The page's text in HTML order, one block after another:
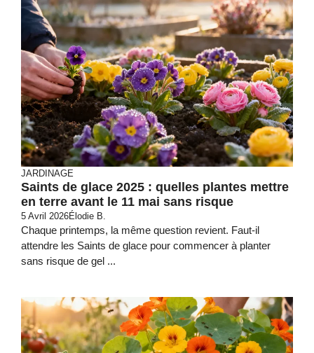
JARDINAGE
Saints de glace 2025 : quelles plantes mettre
en terre avant le 11 mai sans risque
5 Avril 2026Élodie B.
Chaque printemps, la même question revient. Faut‑il
attendre les Saints de glace pour commencer à planter
sans risque de gel ...